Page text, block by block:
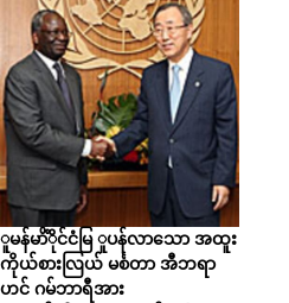
ူမန်မာိံိုင်ငံမြ ူပန်လာသော အထူး
ကိုယ်စားလြယ် မင်္စတာ အီဘရာ
ဟင် ဂမ်ဘာရီအား